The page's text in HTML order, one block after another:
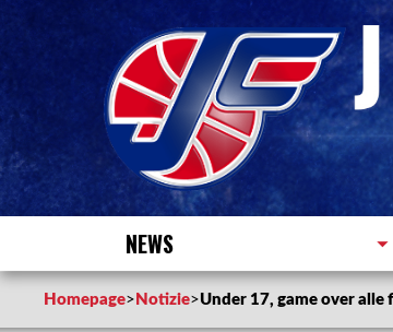
NEWS
Homepage> Notizie>Under 17, game over alle